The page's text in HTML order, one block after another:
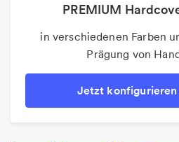
PREMIUM
in verschiedenen Farben
Prägung von
Jetzt konfigurieren